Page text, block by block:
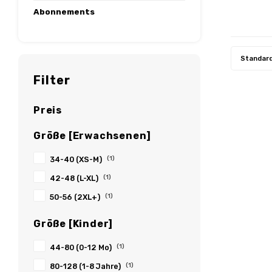
Abonnements
Filter
Preis
Größe [Erwachsenen]
34-40 (XS-M) (1)
42-48 (L-XL) (1)
50-56 (2XL+) (1)
Größe [Kinder]
44-80 (0-12 Mo) (1)
80-128 (1-8 Jahre) (1)